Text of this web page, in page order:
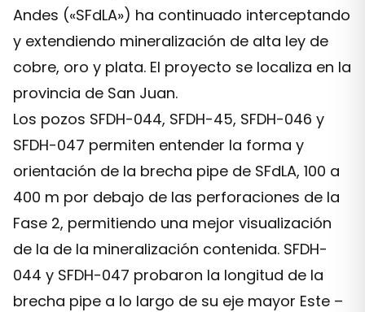
Andes («SFdLA») ha continuado interceptando
y extendiendo mineralización de alta ley de
cobre, oro y plata. El proyecto se localiza en la
provincia de San Juan.
Los pozos SFDH-044, SFDH-45, SFDH-046 y
SFDH-047 permiten entender la forma y
orientación de la brecha pipe de SFdLA, 100 a
400 m por debajo de las perforaciones de la
Fase 2, permitiendo una mejor visualización
de la de la mineralización contenida. SFDH-
044 y SFDH-047 probaron la longitud de la
brecha pipe a lo largo de su eje mayor Este –